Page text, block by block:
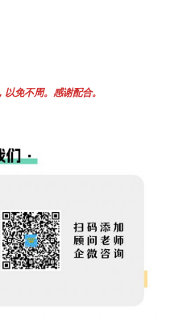
免不周。感谢配合。